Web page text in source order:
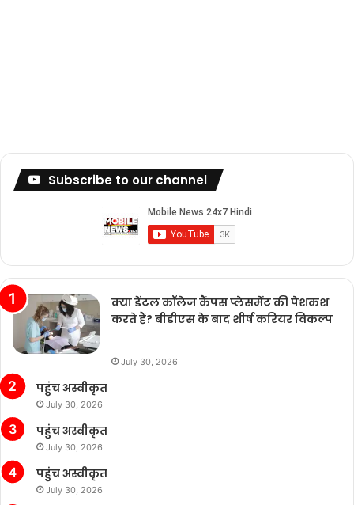
Subscribe to our channel
क्या डेंटल कॉलेज कैंपस प्लेसमेंट की पेशकश
करते हैं? बीडीएस के बाद शीर्ष करियर विकल्प
July 30, 2026
पहुंच अस्वीकृत
July 30, 2026
पहुंच अस्वीकृत
July 30, 2026
पहुंच अस्वीकृत
July 30, 2026